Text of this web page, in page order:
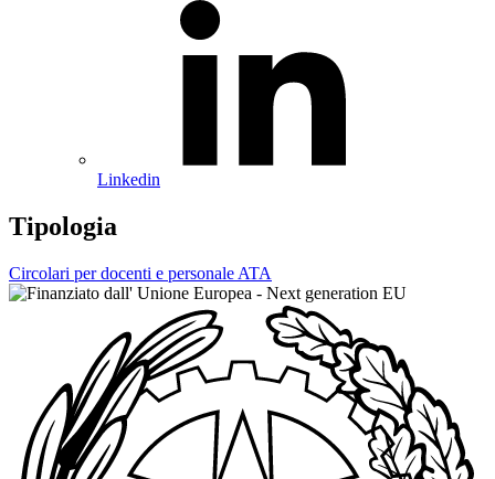
Linkedin
Tipologia
Circolari per docenti e personale ATA